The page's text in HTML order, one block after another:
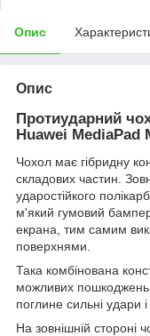
Опис
Опис
Протиударний
Huawei MediaPad
Чохол має гібридну
складових частин.
ударостійкого
м'який гумовий
екрана, тим самим
поверхнями.
Така комбінована
можливих пошкоджень
поглине сильні удари
На зовнішній стороні